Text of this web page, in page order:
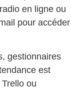
en ligne ou
pour accéder
gestionnaires
est
ou